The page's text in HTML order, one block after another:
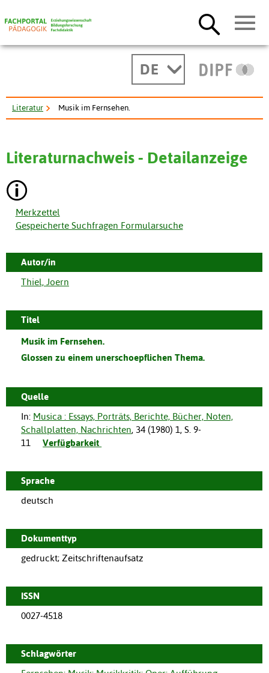
DE
Literatur Musik im Fernsehen.
Literaturnachweis - Detailanzeige
Merkzettel
Gespeicherte Suchfragen Formularsuche
Autor/in
Thiel, Joern
Titel
Musik im Fernsehen.
Glossen zu einem unerschoepflichen Thema.
Quelle
In: Musica : Essays, Porträts, Berichte, Bücher, Noten,
Schallplatten, Nachrichten, 34 (1980) 1 , S. 9-
11
Verfügbarkeit
Sprache
deutsch
Dokumenttyp
gedruckt; Zeitschriftenaufsatz
ISSN
0027-4518
Schlagwörter